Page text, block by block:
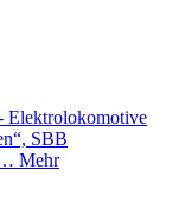
Elektrolokomotive
SBB
Mehr